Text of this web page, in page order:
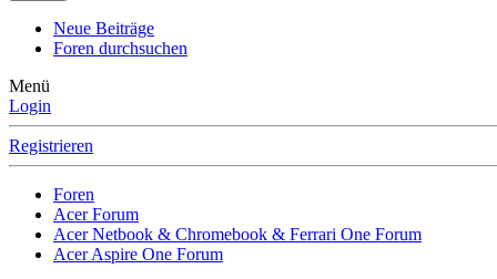
Neue Beiträge
Foren durchsuchen
Menü
Login
Registrieren
Foren
Acer Forum
Acer Netbook & Chromebook & Ferrari One Forum
Acer Aspire One Forum